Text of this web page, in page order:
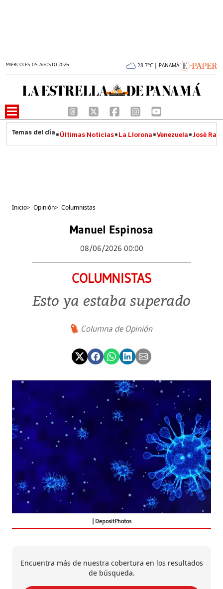
MIÉRCOLES 05 AGOSTO 2026 28.7°C | PANAMÁ
Últimas Noticias La Llorona Venezuela José
Inicio> Opinión> Columnistas
Manuel Espinosa
08/06/2026 00:00
COLUMNISTAS
Esto ya estaba superado
Columna de Opinión
DepositPhotos
Encuentra más de nuestra cobertura en los resultados
de búsqueda.